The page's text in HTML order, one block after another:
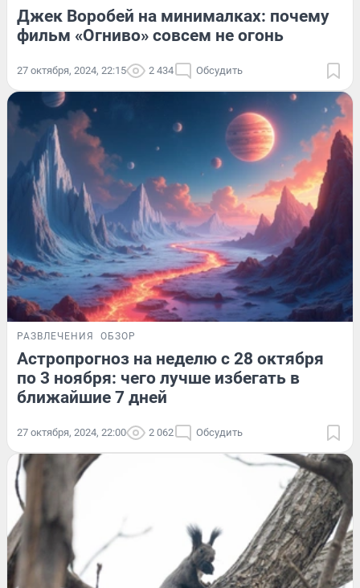
Джек Воробей на минималках: почему
фильм «Огниво» совсем не огонь
27 октября, 2024, 22:15 2 434 Обсудить
РАЗВЛЕЧЕНИЯ ОБЗОР
Астропрогноз на неделю с 28 октября
по 3 ноября: чего лучше избегать в
ближайшие 7 дней
27 октября, 2024, 22:00 2 062 Обсудить